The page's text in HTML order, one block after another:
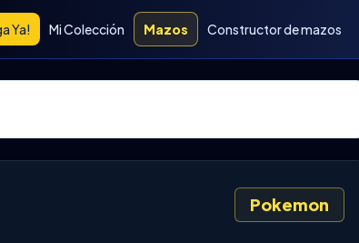
Ya! Mi Colección Mazos Constructor de mazos
Pokemon